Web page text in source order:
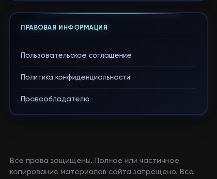
ПРАВОВАЯ ИНФОРМАЦИЯ
Пользовательское соглашение
Политика конфиденциальности
Правообладателю
Все права защищены. Полное или частичное
копирование материалов сайта запрещено. Все